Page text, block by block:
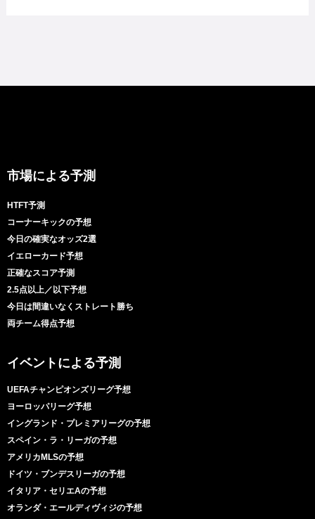
市場による予測
HTFT予測
コーナーキックの予想
今日の確実なオッズ2選
イエローカード予想
正確なスコア予測
2.5点以上／以下予想
今日は間違いなくストレート勝ち
両チーム得点予想
イベントによる予測
UEFAチャンピオンズリーグ予想
ヨーロッパリーグ予想
イングランド・プレミアリーグの予想
スペイン・ラ・リーガの予想
アメリカMLSの予想
ドイツ・ブンデスリーガの予想
イタリア・セリエAの予想
オランダ・エールディヴィジの予想